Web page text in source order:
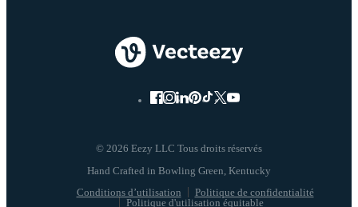
© 2026 Eezy LLC Tous droits réservés
Conditions d’utilisation
Politique de confidentialité
Politique d'utilisation équitable